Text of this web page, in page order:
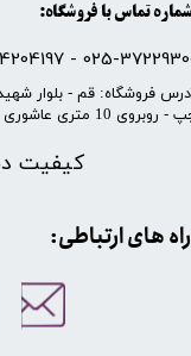
شماره تماس با فروشگاه:
025-37229300 -
کیفیت
10 متری عاشوری - پلاک 100 (پوشاک گلپوش)
​​راه های ارتباطی: